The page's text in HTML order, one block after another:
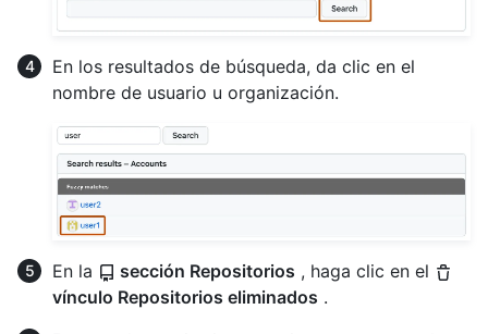
En los resultados de búsqueda, da clic en el
nombre de usuario u organización.
En la sección Repositorios , haga clic en el
vínculo Repositorios eliminados .